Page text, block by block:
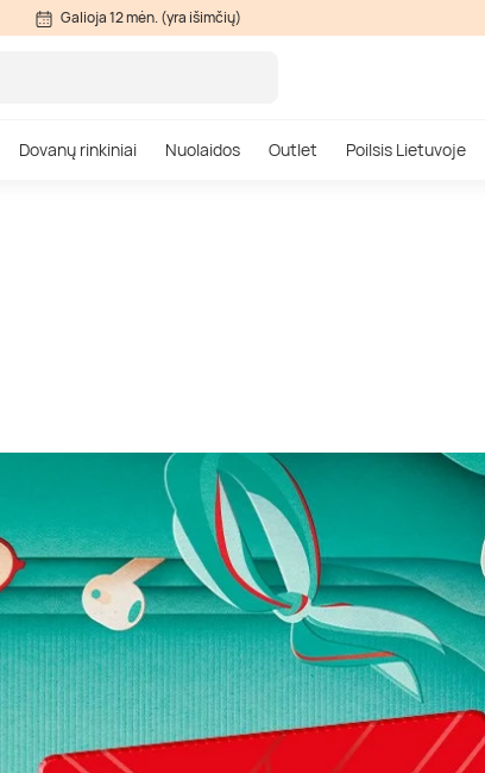
Galioja 12 mėn. (yra išimčių)
Dovanų rinkiniai Nuolaidos Outlet Poilsis Lietuvoje